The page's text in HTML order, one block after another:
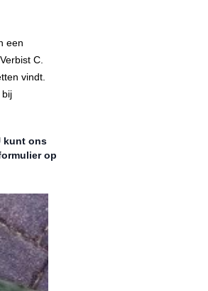
een
C.
vindt.
bij
kunt ons
op